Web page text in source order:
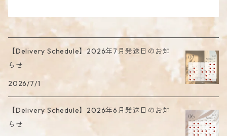
【Delivery Schedule】2026年7月発送日のお知
らせ
2026/7/1
【Delivery Schedule】2026年6月発送日のお知
らせ